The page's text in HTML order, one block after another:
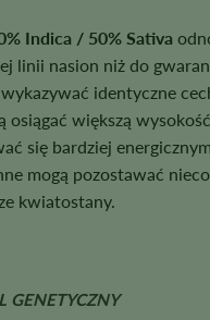
Indica / 50% Sativa
linii nasion niż do
identyczne
osiągać większą
się bardziej
mogą pozostawać
kwiatostany.
GENETYCZNY